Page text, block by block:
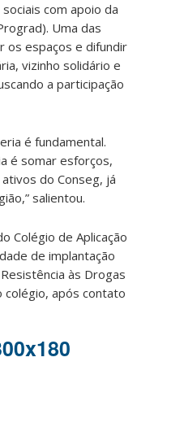
com apoio da
Uma das
os espaços e difundir
vizinho solidário e
a participação
é fundamental.
é somar esforços,
do Conseg, já
salientou.
Colégio de Aplicação
de implantação
às Drogas
colégio, após contato